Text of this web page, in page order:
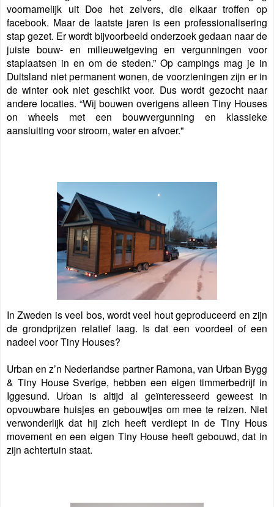
voornamelijk uit Doe het zelvers, die elkaar troffen op
facebook. Maar de laatste jaren is een professionalisering
stap gezet. Er wordt bijvoorbeeld onderzoek gedaan naar de
juiste bouw- en milieuwetgeving en vergunningen voor
staplaatsen in en om de steden.” Op campings mag je in
Duitsland niet permanent wonen, de voorzieningen zijn er in
de winter ook niet geschikt voor. Dus wordt gezocht naar
andere locaties. “Wij bouwen overigens alleen Tiny Houses
on wheels met een bouwvergunning en klassieke
aansluiting voor stroom, water en afvoer."
In Zweden is veel bos, wordt veel hout geproduceerd en zijn
de grondprijzen relatief laag. Is dat een voordeel of een
nadeel voor Tiny Houses?
Urban en z’n Nederlandse partner Ramona, van Urban Bygg
& Tiny House Sverige, hebben een eigen timmerbedrijf in
Iggesund. Urban is altijd al geïnteresseerd geweest in
opvouwbare huisjes en gebouwtjes om mee te reizen. Niet
verwonderlijk dat hij zich heeft verdiept in de Tiny Hous
movement en een eigen Tiny House heeft gebouwd, dat in
zijn achtertuin staat.